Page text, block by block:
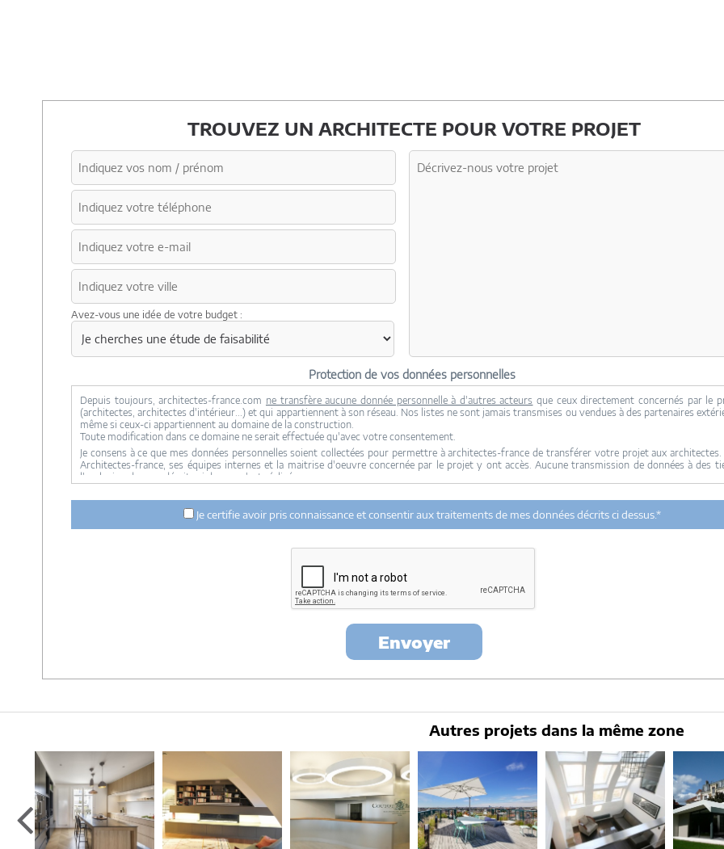
TROUVEZ UN ARCHITECTE POUR VOTRE PROJET
Avez-vous une idée de votre budget :
Protection de vos données personnelles
Depuis toujours, architectes-france.com ne transfère aucune donnée personnelle à d'autres acteurs que ceux directement concernés par le
(architectes, architectes d'intérieur...) et qui appartiennent à son réseau. Nos listes ne sont jamais transmises ou vendues à des partenaires
même si ceux-ci appartiennent au domaine de la construction.
Toute modification dans ce domaine ne serait effectuée qu'avec votre consentement.
Je consens à ce que mes données personnelles soient collectées pour permettre à architectes-france de transférer votre projet aux architectes.
Architectes-france, ses équipes internes et la maitrise d'oeuvre concernée par le projet y ont accès. Aucune transmission de données à des
l'exclusion de ceux décrits ci dessus n'est réalisée.
et du suivi de mon projet.
Les données sont conservées pendant une durée de 18 mois courant à partir des derniers contacts effectifs entre architectes-france et
loi « informatique et libertés », vous pouvez exercer votre droit d'accès aux données vous concernant et les faire
Je certifie avoir pris connaissance et consentir aux traitements de mes données décrits ci dessus.*
Envoyer
Autres projets dans la même zone